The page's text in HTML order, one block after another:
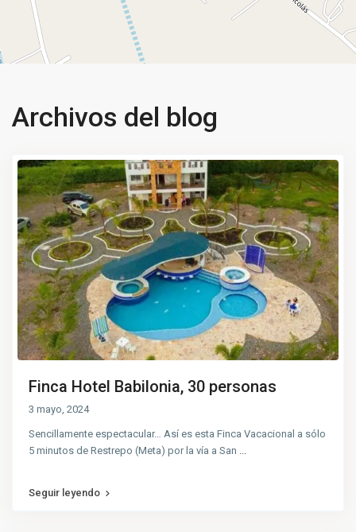
Archivos del blog
Finca Hotel Babilonia, 30 personas
3 mayo, 2024
Sencillamente espectacular… Así es esta Finca Vacacional a sólo
5 minutos de Restrepo (Meta) por la vía a San ...
Seguir leyendo